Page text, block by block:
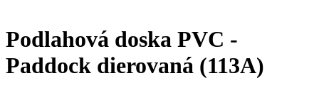
Podlahová doska PVC -
Paddock dierovaná (113A)